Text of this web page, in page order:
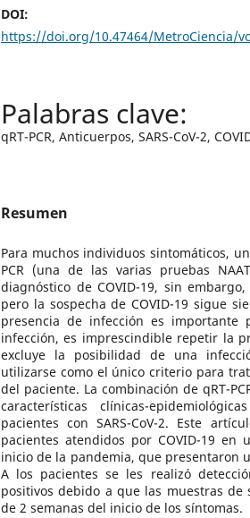
DOI:
https://doi.org/10.47464/MetroCiencia/
qRT-PCR, Anticuerpos, SARS-CoV-2,
Resumen
Para muchos individuos sintomáticos,
PCR (una de las varias pruebas
diagnóstico de COVID-19, sin
pero la sospecha de COVID-19 sigue
presencia de infección es
infección, es imprescindible repetir la
excluye la posibilidad de una
utilizarse como el único criterio para
del paciente. La combinación de qRT-
características clínicas-
pacientes con SARS-CoV-2. Este
pacientes atendidos por COVID-19
inicio de la pandemia, que presentaron
A los pacientes se les realizó
positivos debido a que las muestras de
de 2 semanas del inicio de los síntomas.